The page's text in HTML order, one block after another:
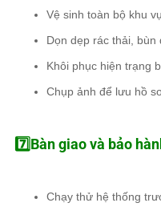
Vệ sinh toàn bộ khu
Dọn dẹp rác thải, bùn
Khôi phục hiện trạng
Chụp ảnh để lưu hồ
7️⃣Bàn giao và bảo
Chạy thử hệ thống